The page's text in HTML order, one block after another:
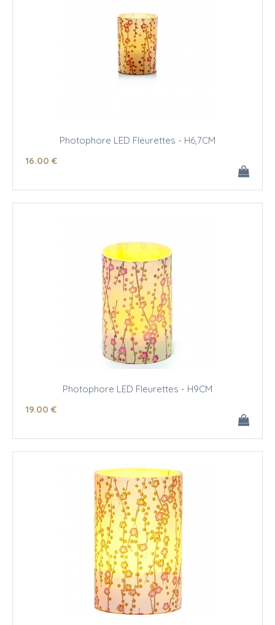
Photophore LED Fleurettes - H6,7CM
16.00 €
Photophore LED Fleurettes - H9CM
19.00 €